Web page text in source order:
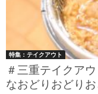
特集：テイクアウト
＃三重テイクア
なおどりおどり